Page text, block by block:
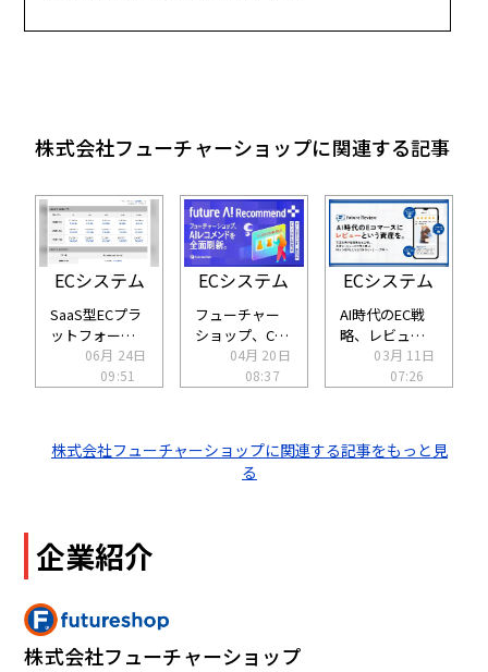
株式会社フューチャーショップに関連する記事
ECシステム
SaaS型ECプラ
ットフォーム
「futureshop
」が8月1日に
機能強化など
投資を加速
06月 24日
09:51
ECシステム
フューチャー
ショップ、CV
予測を軸にし
た次世代AIレコ
Recommend
Plus」をリリ
04月 20日
08:37
ECシステム
AI時代のEC戦
略、レビュー
を“資産”に。
フューチャー
動化するレビ
ュー活用基盤
03月 11日
07:26
株式会社フューチャーショップに関連する記事をもっと見
る
企業紹介
株式会社フューチャーショップ